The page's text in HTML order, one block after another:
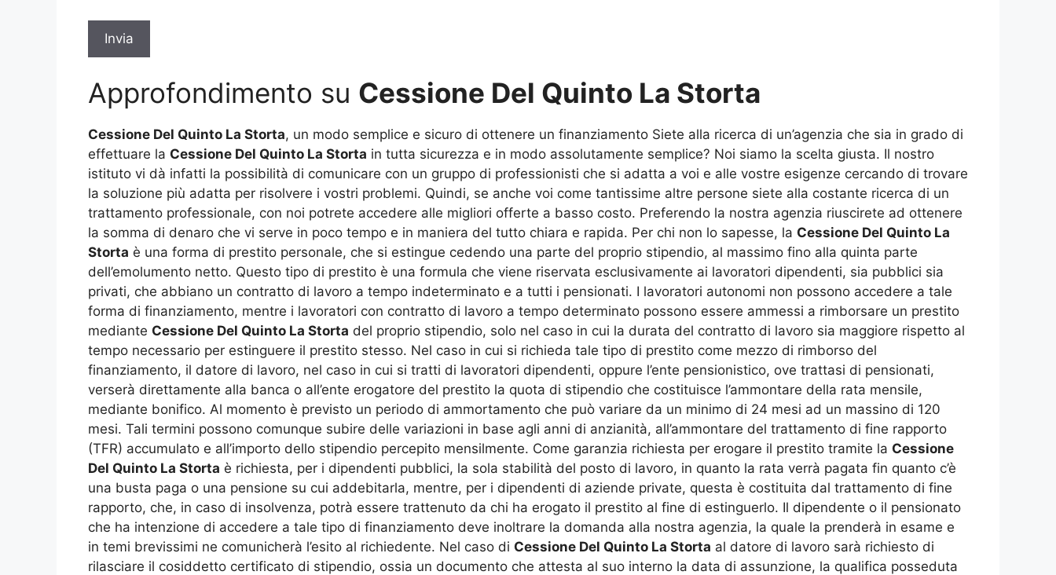
Approfondimento su Cessione Del Quinto La Storta
Cessione Del Quinto La Storta, un modo semplice e sicuro di ottenere un finanziamento Siete alla ricerca di un’agenzia che sia in grado di
effettuare la Cessione Del Quinto La Storta in tutta sicurezza e in modo assolutamente semplice? Noi siamo la scelta giusta. Il nostro
istituto vi dà infatti la possibilità di comunicare con un gruppo di professionisti che si adatta a voi e alle vostre esigenze cercando di trovare
la soluzione più adatta per risolvere i vostri problemi. Quindi, se anche voi come tantissime altre persone siete alla costante ricerca di un
trattamento professionale, con noi potrete accedere alle migliori offerte a basso costo. Preferendo la nostra agenzia riuscirete ad ottenere
la somma di denaro che vi serve in poco tempo e in maniera del tutto chiara e rapida. Per chi non lo sapesse, la Cessione Del Quinto La
Storta è una forma di prestito personale, che si estingue cedendo una parte del proprio stipendio, al massimo fino alla quinta parte
dell’emolumento netto. Questo tipo di prestito è una formula che viene riservata esclusivamente ai lavoratori dipendenti, sia pubblici sia
privati, che abbiano un contratto di lavoro a tempo indeterminato e a tutti i pensionati. I lavoratori autonomi non possono accedere a tale
forma di finanziamento, mentre i lavoratori con contratto di lavoro a tempo determinato possono essere ammessi a rimborsare un prestito
mediante Cessione Del Quinto La Storta del proprio stipendio, solo nel caso in cui la durata del contratto di lavoro sia maggiore rispetto al
tempo necessario per estinguere il prestito stesso. Nel caso in cui si richieda tale tipo di prestito come mezzo di rimborso del
finanziamento, il datore di lavoro, nel caso in cui si tratti di lavoratori dipendenti, oppure l’ente pensionistico, ove trattasi di pensionati,
verserà direttamente alla banca o all’ente erogatore del prestito la quota di stipendio che costituisce l’ammontare della rata mensile,
mediante bonifico. Al momento è previsto un periodo di ammortamento che può variare da un minimo di 24 mesi ad un massino di 120
mesi. Tali termini possono comunque subire delle variazioni in base agli anni di anzianità, all’ammontare del trattamento di fine rapporto
(TFR) accumulato e all’importo dello stipendio percepito mensilmente. Come garanzia richiesta per erogare il prestito tramite la Cessione
Del Quinto La Storta è richiesta, per i dipendenti pubblici, la sola stabilità del posto di lavoro, in quanto la rata verrà pagata fin quanto c’è
una busta paga o una pensione su cui addebitarla, mentre, per i dipendenti di aziende private, questa è costituita dal trattamento di fine
rapporto, che, in caso di insolvenza, potrà essere trattenuto da chi ha erogato il prestito al fine di estinguerlo. Il dipendente o il pensionato
che ha intenzione di accedere a tale tipo di finanziamento deve inoltrare la domanda alla nostra agenzia, la quale la prenderà in esame e
in temi brevissimi ne comunicherà l’esito al richiedente. Nel caso di Cessione Del Quinto La Storta al datore di lavoro sarà richiesto di
rilasciare il cosiddetto certificato di stipendio, ossia un documento che attesta al suo interno la data di assunzione, la qualifica posseduta